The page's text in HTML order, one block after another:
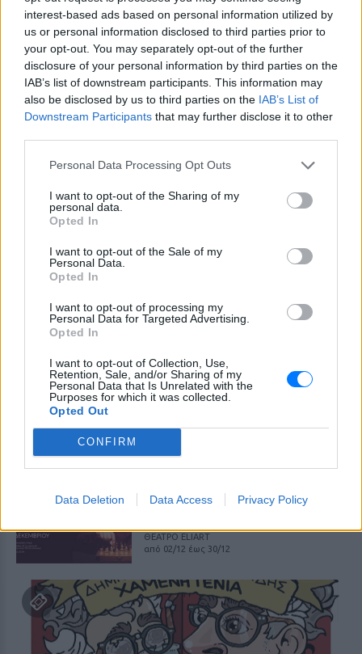
interest-based ads based on personal information utilized by
us or personal information disclosed to third parties prior to
your opt-out. You may separately opt-out of the further
disclosure of your personal information by third parties on the
IAB’s list of downstream participants. This information may
also be disclosed by us to third parties on the IAB’s List of
Downstream Participants that may further disclose it to other
Personal Data Processing Opt Outs
I want to opt-out of the Sharing of my
personal data.
Opted In
I want to opt-out of the Sale of my
Personal Data.
Opted In
I want to opt-out of processing my
Personal Data for Targeted Advertising.
Opted In
I want to opt-out of Collection, Use,
Retention, Sale, and/or Sharing of my
Personal Data that Is Unrelated with the
Purposes for which it was collected.
Opted Out
CONFIRM
Data Deletion Data Access Privacy Policy
ΠΡΙΝ 244 ΕΒΔΟΜΆΔΕΣ
Ροκσταριλικια
13/12
1821‑2021 Διακόσια Χρόνια
Δανεικά
ΠΡΙΝ 244 ΕΒΔΟΜΆΔΕΣ
Σπήλιος Φλώρος ‑ Ξέρω τις
κινήσεις
ΘΕΑΤΡΟ ELIART
από 02/12 έως 30/12